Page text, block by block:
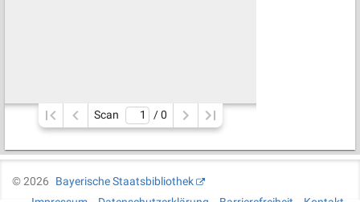
Scan / 0
©2026
Bayerische Staatsbibliothek